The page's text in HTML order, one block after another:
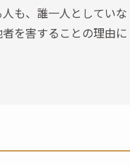
も、誰一人としていな
を害することの理由に